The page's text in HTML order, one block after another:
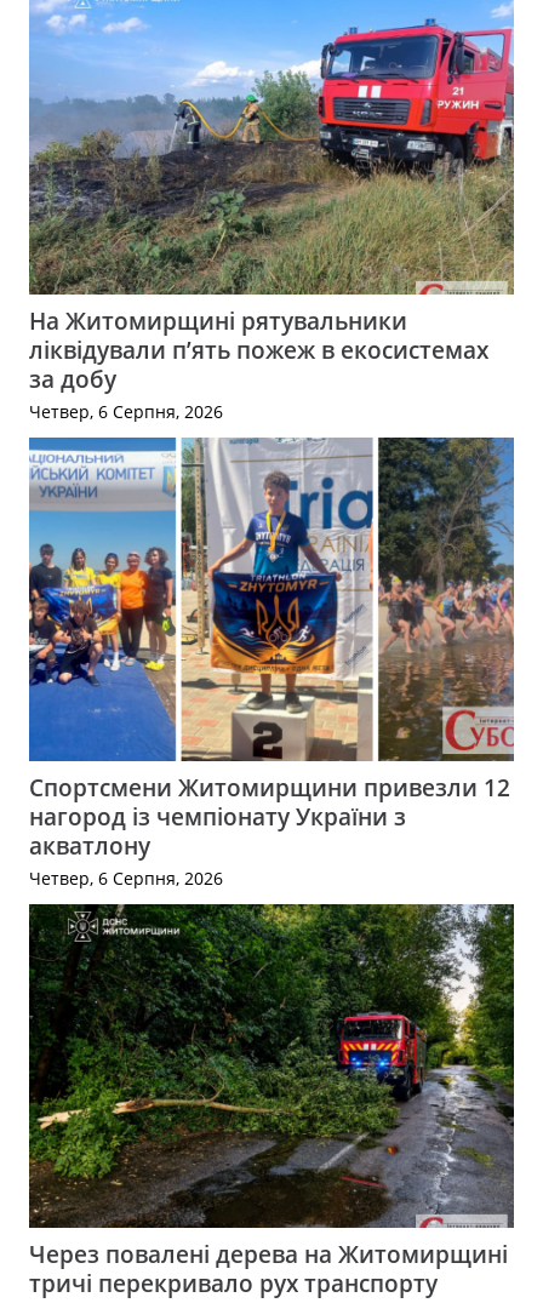
На Житомирщині рятувальники
ліквідували п’ять пожеж в екосистемах
за добу
Четвер, 6 Серпня, 2026
Спортсмени Житомирщини привезли 12
нагород із чемпіонату України з
акватлону
Четвер, 6 Серпня, 2026
Через повалені дерева на Житомирщині
тричі перекривало рух транспорту